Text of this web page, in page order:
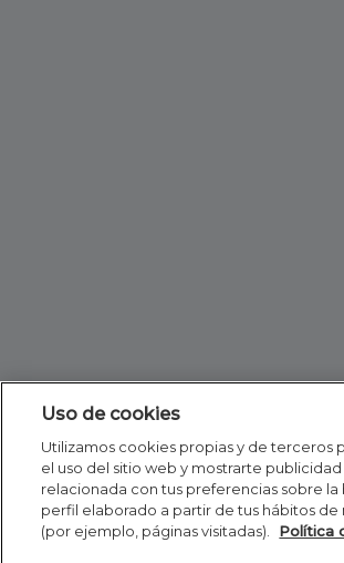
Uso de cookies
Utilizamos cookies propias y de terceros
el uso del sitio web y mostrarte publicidad
relacionada con tus preferencias sobre la
perfil elaborado a partir de tus hábitos de
(por ejemplo, páginas visitadas).
Política